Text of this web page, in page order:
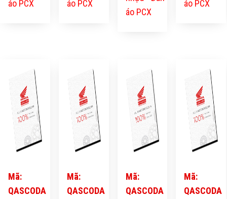
áo PCX
áo PCX
áo PCX
áo PCX
Mã:
QASCODA
Mã:
QASCODA
Mã:
QASCODA
Mã:
QASCODA